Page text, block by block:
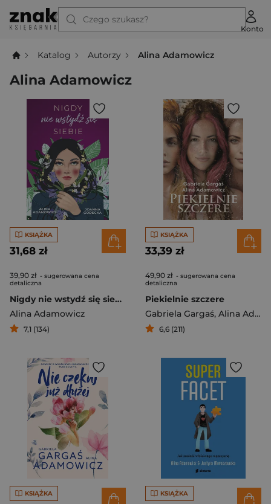
Czego szukasz?
Konto
Katalog Autorzy Alina Adamowicz
Alina Adamowicz
KSIĄŻKA
31,68 zł
39,90 zł - sugerowana cena
detaliczna
Nigdy nie wstydź się siebie
Alina Adamowicz
7,1 (134)
KSIĄŻKA
33,39 zł
49,90 zł - sugerowana cena
detaliczna
Piekielnie szczere
Gabriela Gargaś, Alina Adamowicz
6,6 (211)
KSIĄŻKA KSIĄŻKA